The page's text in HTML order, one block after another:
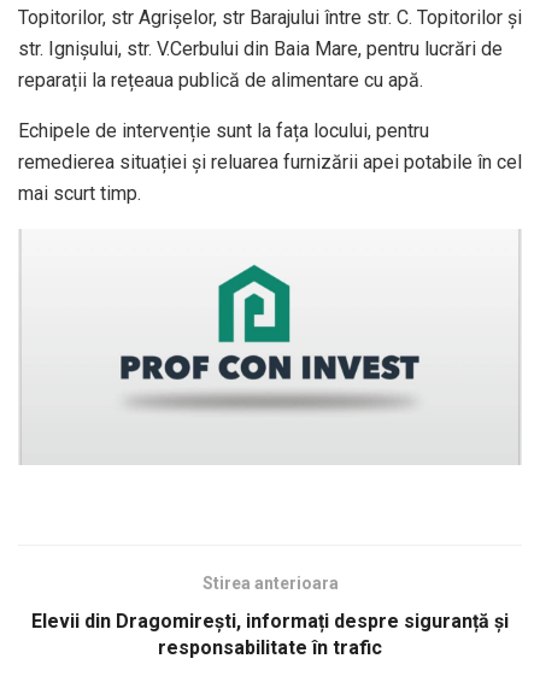
Topitorilor, str Agrișelor, str Barajului între str. C. Topitorilor și
str. Ignișului, str. V.Cerbului din Baia Mare, pentru lucrări de
reparații la rețeaua publică de alimentare cu apă.
Echipele de intervenție sunt la fața locului, pentru
remedierea situației și reluarea furnizării apei potabile în cel
mai scurt timp.
Stirea anterioara
Elevii din Dragomirești, informați despre siguranță și
responsabilitate în trafic